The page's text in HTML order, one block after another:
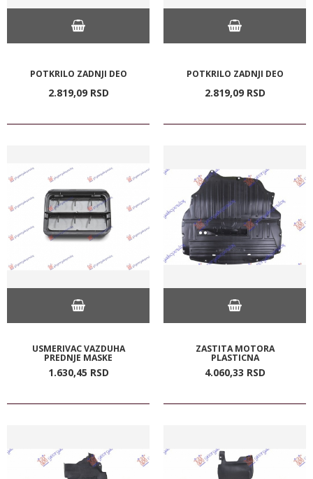
POTKRILO ZADNJI DEO
2.819,09 RSD
POTKRILO ZADNJI DEO
2.819,09 RSD
USMERIVAC VAZDUHA
PREDNJE MASKE
1.630,45 RSD
ZASTITA MOTORA
PLASTICNA
4.060,33 RSD